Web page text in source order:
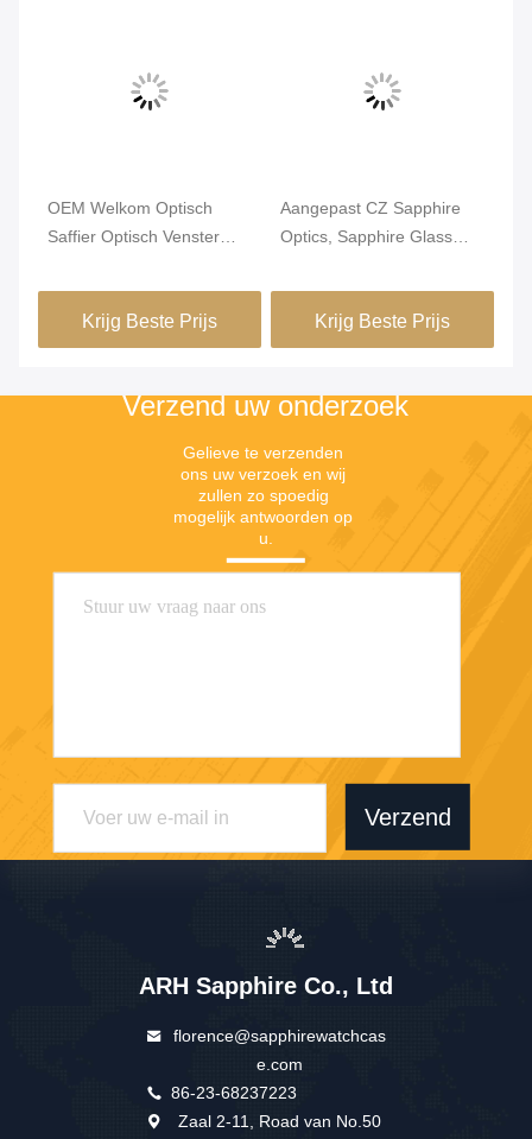
OEM Welkom Optisch
Saffier Optisch Venster
Krijg Beste Prijs
Aangepast CZ Sapphire
Optics, Sapphire Glass
Krijg Beste Prijs
Verzend uw onderzoek
Gelieve te verzenden
ons uw verzoek en wij
zullen zo spoedig
mogelijk antwoorden op
u.
Verzend
ARH Sapphire Co., Ltd
florence@sapphirewatchcas
e.com
86-23-68237223
Zaal 2-11, Road van No.50